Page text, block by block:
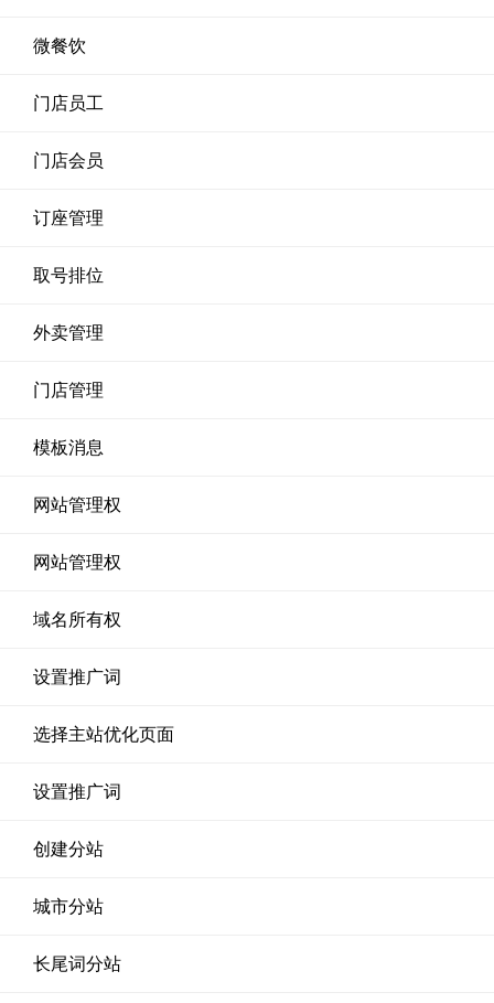
微餐饮
门店员工
门店会员
订座管理
取号排位
外卖管理
门店管理
模板消息
网站管理权
网站管理权
域名所有权
设置推广词
选择主站优化页面
设置推广词
创建分站
城市分站
长尾词分站